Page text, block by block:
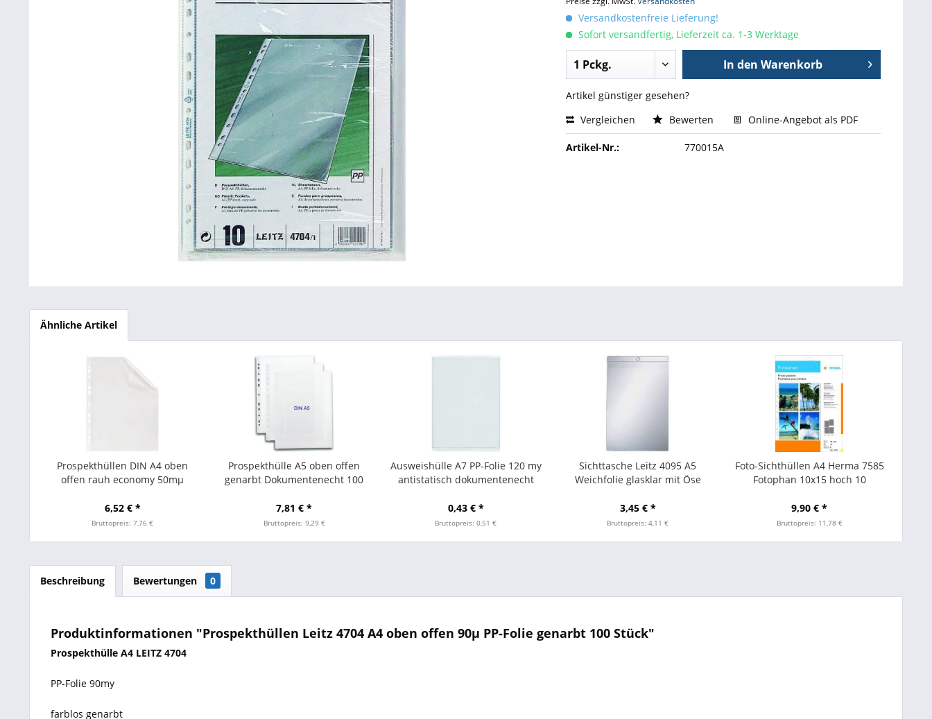
Betriebsausstattung & Lagerausstattung
Tragetaschen & Geschenkverpackungen
Versandkostenfreie Lieferung!
Sofort versandfertig, Lieferzeit ca. 1-3 Werktage
In den Warenkorb
Artikel günstiger gesehen?
Vergleichen
Bewerten Online-Angebot als PDF
Artikel-Nr.: 770015A
Ähnliche Artikel
Prospekthüllen DIN A4 oben
offen rauh economy 50mµ
6,52 € *
Bruttopreis: 7,76 €
Prospekthülle A5 oben offen
genarbt Dokumentenecht 100
7,81 € *
Bruttopreis: 9,29 €
Ausweishülle A7 PP-Folie 120 my
antistatisch dokumentenecht
0,43 € *
Bruttopreis: 0,51 €
Sichttasche Leitz 4095 A5
Weichfolie glasklar mit Öse
3,45 € *
Bruttopreis: 4,11 €
Foto-Sichthüllen A4 Herma 7585
Fotophan 10x15 hoch 10
9,90 € *
Bruttopreis: 11,78 €
Beschreibung Bewertungen 0
Produktinformationen "Prospekthüllen Leitz 4704 A4 oben offen 90µ PP-Folie genarbt 100 Stück"
Prospekthülle A4 LEITZ 4704
PP-Folie 90my
farblos genarbt